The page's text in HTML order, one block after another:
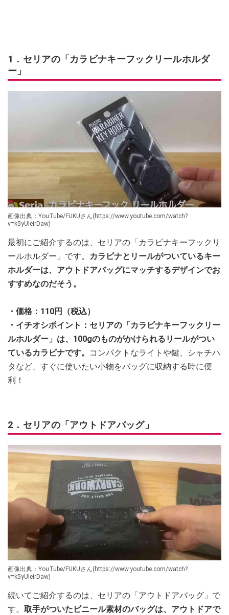
1．セリアの「カラビナキーフックリールホルダ
ー」
画像出典：YouTube/FUKUさん(https://www.youtube.com/watch?
v=k5yUIeirDaw)
最初にご紹介するのは、セリアの「カラビナキーフックリ
ールホルダー」です。
カラビナとリールがついているキー
ホルダーは、アウトドアバッグにマッチするデザインでお
すすめなのだそう。
・価格：110円（税込）
・イチオシポイント：セリアの「カラビナキーフックリー
ルホルダー」は、100gのものがかけられるリールがつい
ているカラビナです。
コンパクトなライトや鍵、シャチハ
タなど、すぐに使いたい小物をバッグに収納する時に便
利！
2．セリアの「アウトドアバッグ」
画像出典：YouTube/FUKUさん(https://www.youtube.com/watch?
v=k5yUIeirDaw)
続いてご紹介するのは、セリアの「アウトドアバッグ」で
す。 取手がついたビニール素材のバッグは、アウトドアで